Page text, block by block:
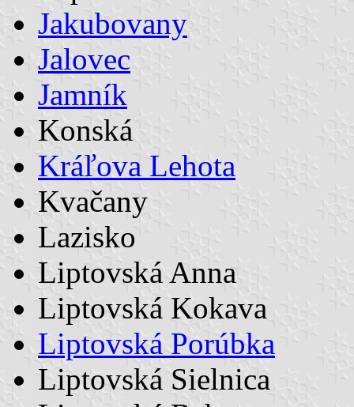
Jakubovany
Jalovec
Jamník
Konská
Kráľova Lehota
Kvačany
Lazisko
Liptovská Anna
Liptovská Kokava
Liptovská Porúbka
Liptovská Sielnica